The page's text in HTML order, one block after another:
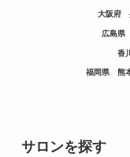
大阪府
広島県
香
福岡県 熊
サロンを探す